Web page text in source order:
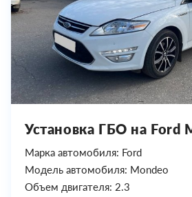
Установка ГБО на Ford
Марка автомобиля: Ford
Модель автомобиля: Mondeo
Объем двигателя: 2.3